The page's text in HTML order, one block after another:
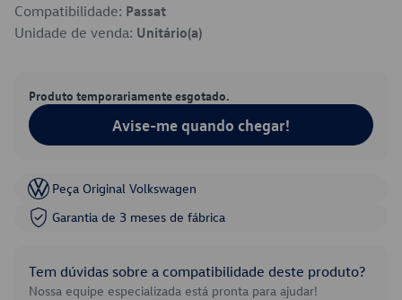
Compatibilidade: Passat
Unidade de venda: Unitário(a)
Produto temporariamente esgotado.
Avise-me quando chegar!
Peça Original Volkswagen
Garantia de 3 meses de fábrica
Tem dúvidas sobre a compatibilidade deste produto?
Nossa equipe especializada está pronta para ajudar!